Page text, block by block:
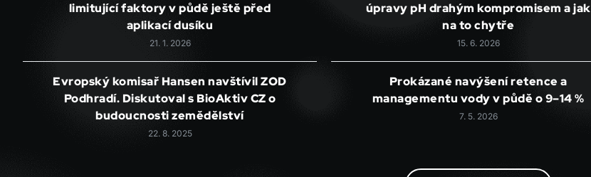
limitující faktory v půdě ještě před
aplikací dusíku
21. 1. 2026
Evropský komisař Hansen navštívil ZOD
Podhradí. Diskutoval s BioAktiv CZ o
budoucnosti zemědělství
22. 8. 2025
úpravy pH drahým kompromisem a jak
na to chytře
15. 6. 2026
Prokázané navýšení retence a
managementu vody v půdě o 9–14 %
7. 5. 2026